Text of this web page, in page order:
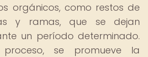
orgánicos, como restos de
y ramas, que se dejan
un período determinado.
se promueve la